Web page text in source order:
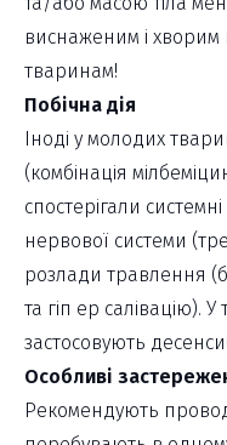
виснаженим і хворим
тваринам!
Побічна дія
Іноді у молодих
(комбінація
спостерігали
нервової системи
розлади травлення
та гіп ер салівацію).
застосовують
Особливі
Рекомендують